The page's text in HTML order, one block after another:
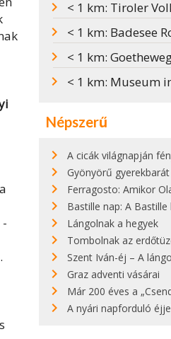
< 1 km: Tiroler
< 1 km: Badesee
< 1 km:
< 1 km: Museum
Népszerű
A cicák világnapján fényképeztük ezt a
Gyönyörű gyerekbarát strandok
Ferragosto: Amikor
Bastille nap: A Bastille lerombolása
Lángolnak a hegyek
Tombolnak az erdőtüzek
Szent Iván-éj – A
Graz adventi vásárai
Már 200 éves a
A nyári napforduló éjjelén legendás